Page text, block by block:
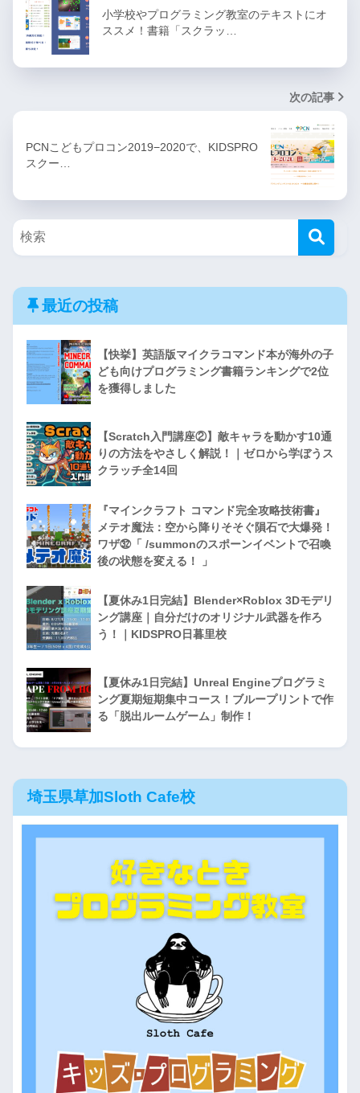
小学校やプログラミング教室のテキストにオ
ススメ！書籍「スクラッ…
次の記事
PCNこどもプロコン2019−2020で、KIDSPRO
スクー…
最近の投稿
【快挙】英語版マイクラコマンド本が海外の子
ども向けプログラミング書籍ランキングで2位
を獲得しました
【Scratch入門講座②】敵キャラを動かす10通
りの方法をやさしく解説！｜ゼロから学ぼうス
クラッチ全14回
『マインクラフト コマンド完全攻略技術書』
メテオ魔法：空から降りそそぐ隕石で大爆発！
ワザ㉜「 /summonのスポーンイベントで召喚
後の状態を変える！ 」
【夏休み1日完結】Blender×Roblox 3Dモデリ
ング講座｜自分だけのオリジナル武器を作ろ
う！｜KIDSPRO日暮里校
【夏休み1日完結】Unreal Engineプログラミ
ング夏期短期集中コース！ブループリントで作
る「脱出ルームゲーム」制作！
埼玉県草加Sloth Cafe校